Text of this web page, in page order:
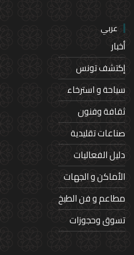
عربي
أخبار
إكتشف تونس
سياحة و استرخاء
ثقافة وفنون
صناعات تقليدية
دليل الفعاليات
الأماكن و الجهات
مطاعم و فن الطبخ
تسوق وحجوزات